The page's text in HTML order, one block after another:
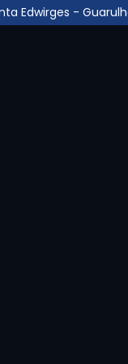
Edwirges -
lugar onde
ética,
gerais como